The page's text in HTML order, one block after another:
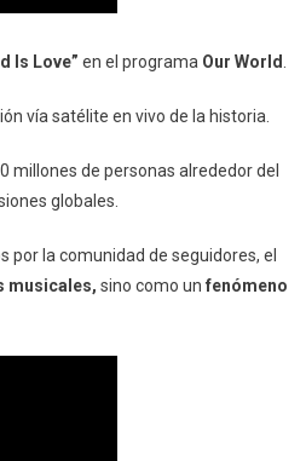
Is Love” en el programa Our World
vía satélite en vivo de la historia.
millones de personas alrededor del
globales.
por la comunidad de seguidores, el
musicales, sino como un fenómeno